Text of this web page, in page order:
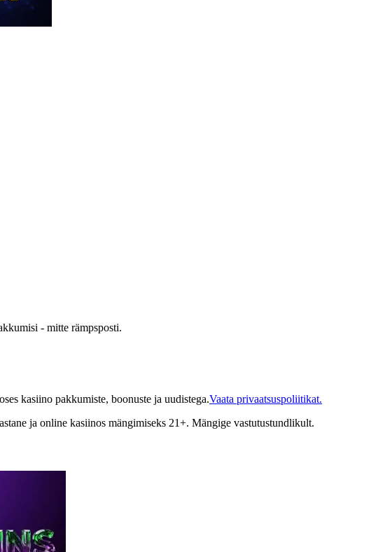
- mitte rämpsposti.
kasiino pakkumiste, boonuste ja uudistega.Vaata privaatsuspoliitikat.
ja online kasiinos mängimiseks 21+. Mängige vastutustundlikult.